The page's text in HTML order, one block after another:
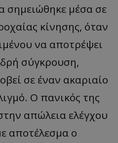
σημειώθηκε μέσα σε
κίνησης, όταν
να αποτρέψει
σύγκρουση,
σε έναν ακαριαίο
Ο πανικός της
απώλεια ελέγχου
αποτέλεσμα ο